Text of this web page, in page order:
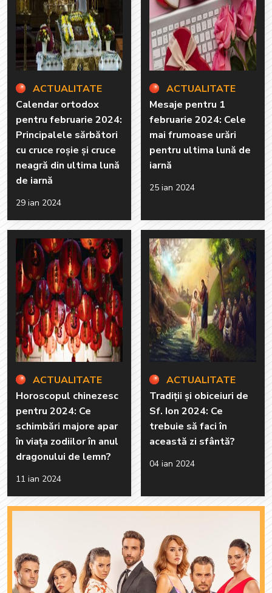
ACTUALITATE
Calendar ortodox
pentru februarie 2024:
Principalele sărbători
cu cruce roșie și cruce
neagră din ultima lună
de iarnă
29 ian 2024
ACTUALITATE
Mesaje pentru 1
februarie 2024: Cele
mai frumoase urări
pentru ultima lună de
iarnă
25 ian 2024
ACTUALITATE
Horoscopul chinezesc
pentru 2024: Ce
schimbări majore apar
în viața zodiilor în anul
dragonului de lemn?
11 ian 2024
ACTUALITATE
Tradiții și obiceiuri de
Sf. Ion 2024: Ce
trebuie să faci în
această zi sfântă?
04 ian 2024